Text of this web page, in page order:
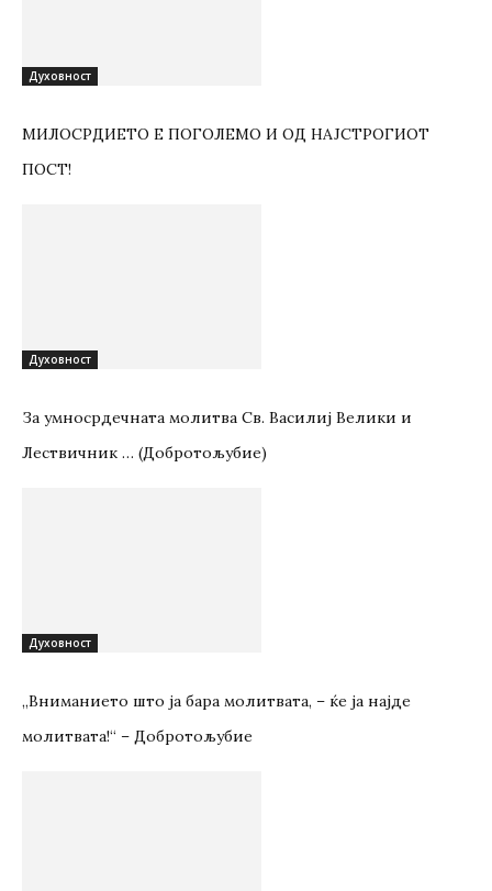
Духовност
МИЛОСРДИЕТО Е ПОГОЛЕМО И ОД НАЈСТРОГИОТ
ПОСТ!
Духовност
За умносрдечната молитва Св. Василиј Велики и
Лествичник … (Добротољубие)
Духовност
„Вниманието што jа бара молитвата, – ќе jа најде
молитвата!“ – Добротољубие